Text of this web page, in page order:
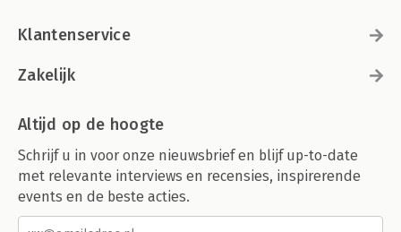
Klantenservice
Zakelijk
Altijd op de hoogte
Schrijf u in voor onze nieuwsbrief en blijf up-to-date
met relevante interviews en recensies, inspirerende
events en de beste acties.